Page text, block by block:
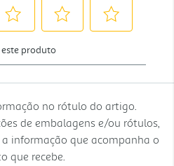
no rótulo do artigo.
de embalagens e/ou rótulos,
informação que acompanha o
que recebe.